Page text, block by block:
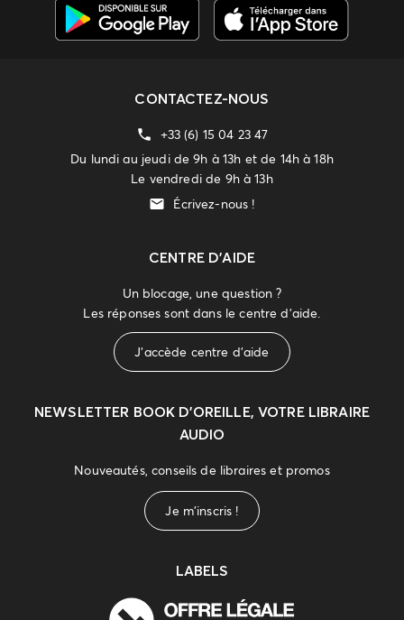
CONTACTEZ-NOUS
+33 (6) 15 04 23 47
Du lundi au jeudi de 9h à 13h et de 14h à 18h
Le vendredi de 9h à 13h
Écrivez-nous !
CENTRE D'AIDE
Un blocage, une question ?
Les réponses sont dans le centre d'aide.
J'accède centre d'aide
NEWSLETTER BOOK D’OREILLE, VOTRE LIBRAIRE
AUDIO
Nouveautés, conseils de libraires et promos
Je m'inscris !
LABELS